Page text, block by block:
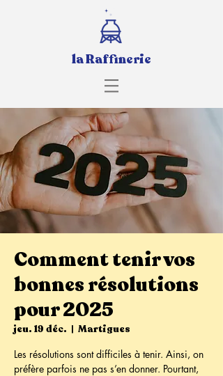
la Raffinerie
Comment tenir vos
bonnes résolutions
pour 2025
jeu. 19 déc.
  |
Martigues
Les résolutions sont difficiles à tenir. Ainsi, on
préfère parfois ne pas s’en donner. Pourtant,